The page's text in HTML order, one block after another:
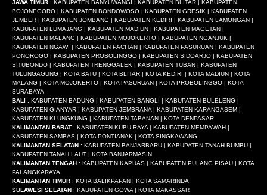
JAWA TIMUR : KABUPATEN BANYUWANGI | KABUPATEN BLITAR | KABUPATEN
BOJONEGORO | KABUPATEN BONDOWOSO | KABUPATEN GRESIK | KABUPATEN
JEMBER | KABUPATEN JOMBANG | KABUPATEN KEDIRI | KABUPATEN LAMONGAN |
KABUPATEN LUMAJANG | KABUPATEN MADIUN | KABUPATEN MAGETAN |
KABUPATEN MALANG | KABUPATEN MOJOKERTO | KABUPATEN NGANJUK |
KABUPATEN NGAWI | KABUPATEN PACITAN | KABUPATEN PASURUAN | KABUPATEN
PONOROGO | KABUPATEN PROBOLINGGO | KABUPATEN SIDOARJO | KABUPATEN
SITUBONDO | KABUPATEN TRENGGALEK | KABUPATEN TUBAN | KABUPATEN
TULUNGAGUNG | KOTA BATU | KOTA BLITAR | KOTA KEDIRI | KOTA MADIUN | KOTA
MALANG | KOTA MOJOKERTO | KOTA PASURUAN | KOTA PROBOLINGGO | KOTA
SURABAYA
BALI : KABUPATEN BADUNG | KABUPATEN BANGLI | KABUPATEN BULELENG |
KABUPATEN GIANYAR | KABUPATEN JEMBRANA | KABUPATEN KARANGASEM |
KABUPATEN KLUNGKUNG | KABUPATEN TABANAN | KOTA DENPASAR
KALIMANTAN BARAT : KABUPATEN KUBU RAYA | KABUPATEN MEMPAWAH |
KABUPATEN SAMBAS | KOTA PONTIANAK | KOTA SINGKAWANG
KALIMANTAN SELATAN : KABUPATEN BANJARBARU | KABUPATEN TANAH BUMBU |
KABUPATEN TANAH LAUT | KOTA BANJARMASIN
KALIMANTAN TENGAH : KABUPATEN KAPUAS | KABUPATEN PULANG PISAU | KOTA
PALANGKARAYA
KALIMANTAN TIMUR : KOTA BALIKPAPAN | KOTA SAMARINDA
SULAWESI SELATAN : KABUPATEN GOWA | KOTA MAKASSAR